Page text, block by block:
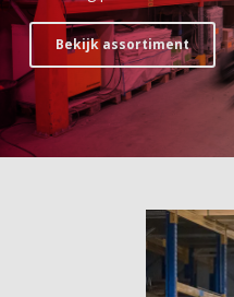
Bekijk assortiment